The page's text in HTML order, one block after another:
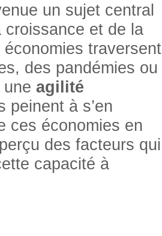
un sujet central
et de la
traversent
des pandémies ou
agilité
peinent à s’en
ces économies en
des facteurs qui
capacité à